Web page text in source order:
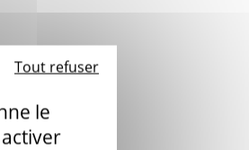
le
Tout refuser